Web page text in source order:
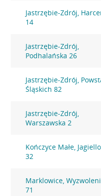
Jastrzębie-Zdrój,
14
Jastrzębie-Zdrój,
Podhalańska 26
Jastrzębie-Zdrój,
Śląskich 82
Jastrzębie-Zdrój,
Warszawska 2
Kończyce Małe,
32
Marklowice,
71